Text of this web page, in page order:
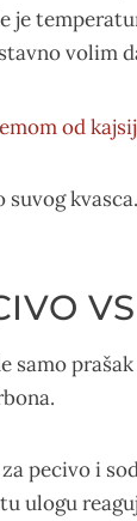
je
volim
samo
pecivo i
ulogu